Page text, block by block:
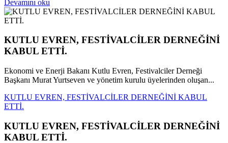
Devamını oku
KUTLU EVREN, FESTİVALCİLER DERNEĞİNİ
KABUL ETTİ.
Ekonomi ve Enerji Bakanı Kutlu Evren, Festivalciler Derneği
Başkanı Murat Yurtseven ve yönetim kurulu üyelerinden oluşan...
KUTLU EVREN, FESTİVALCİLER DERNEĞİNİ KABUL
ETTİ.
KUTLU EVREN, FESTİVALCİLER DERNEĞİNİ
KABUL ETTİ.